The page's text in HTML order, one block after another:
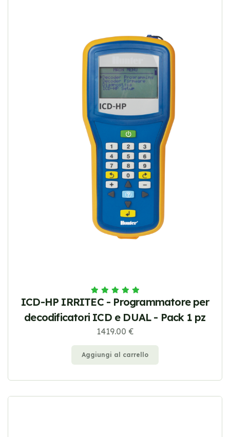
ICD-HP IRRITEC - Programmatore per
decodificatori ICD e DUAL - Pack 1 pz
1419.00 €
Aggiungi al carrello